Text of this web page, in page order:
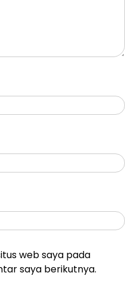
web saya pada
saya berikutnya.